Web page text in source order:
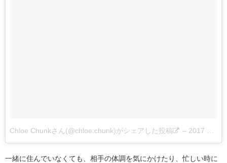
Chloe Chunkさん(@chloe.chunk)がシェアした投稿 – 2017 9月 23 11:39午前 PDT
一緒に住んでいなくても、相手の体調を気にかけたり、忙しい時に